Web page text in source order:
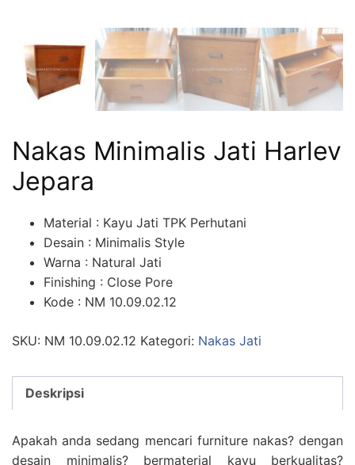
Nakas Minimalis Jati Harlev
Jepara
Material : Kayu Jati TPK Perhutani
Desain : Minimalis Style
Warna : Natural Jati
Finishing : Close Pore
Kode : NM 10.09.02.12
SKU: NM 10.09.02.12 Kategori: Nakas Jati
Deskripsi
Apakah anda sedang mencari furniture nakas? dengan
desain minimalis? bermaterial kayu berkualitas?